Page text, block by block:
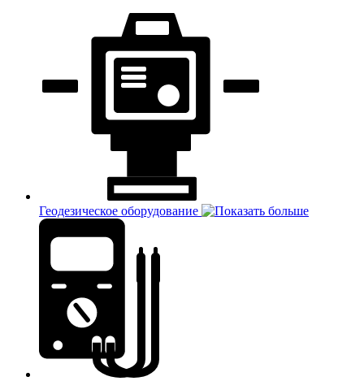
Геодезическое оборудование